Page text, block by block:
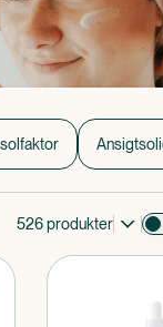
526produkter